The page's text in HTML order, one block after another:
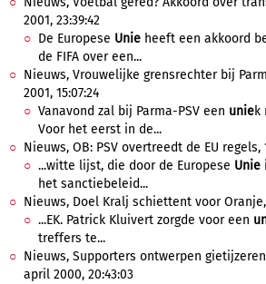
2001, 23:39:42
De Europese Unie heeft een akkoord
de FIFA over een...
Nieuws, Vrouwelijke grensrechter bij
2001, 15:07:24
Vanavond zal bij Parma-PSV een uniek
Voor het eerst in de...
Nieuws, OB: PSV overtreedt de EU regels,
...witte lijst, die door de Europese Unie
het sanctiebeleid...
Nieuws, Doel Kralj schiettent voor Oranje,
...EK. Patrick Kluivert zorgde voor een
treffers te...
Nieuws, Supporters ontwerpen
april 2000, 20:43:03